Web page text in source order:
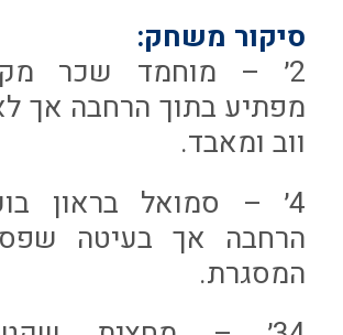
סיקור משחק:
2׳ – מוחמד שכר
מפתיע בתוך הרחבה אך
ווב ומאבד.
4׳ – סמואל בראון
הרחבה אך בעיטה
המסגרת.